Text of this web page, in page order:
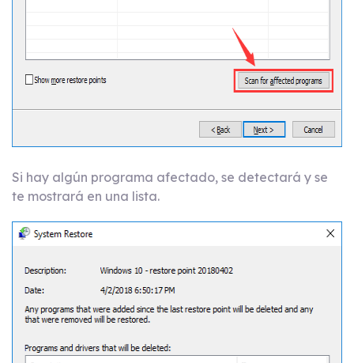
Si hay algún programa afectado, se detectará y se
te mostrará en una lista.